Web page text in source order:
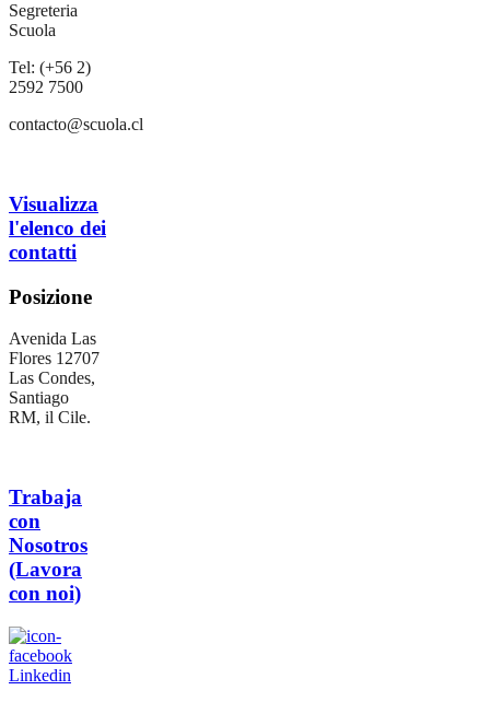
Segreteria
Scuola
Tel: (+56 2)
2592 7500
contacto@scuola.cl
Visualizza
l'elenco dei
contatti
Posizione
Avenida Las
Flores 12707
Las Condes,
Santiago
RM, il Cile.
Trabaja
con
Nosotros
(Lavora
con noi)
Linkedin